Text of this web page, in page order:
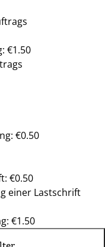
€1.50
€0.50
€0.50
einer Lastschrift
€1.50